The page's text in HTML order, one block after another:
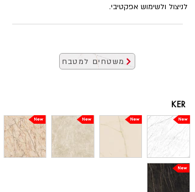
לניצול ולשימוש אפקטיבי.
משטחים למטבח
KER